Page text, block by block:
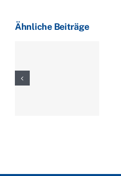
Ähnliche Beiträge